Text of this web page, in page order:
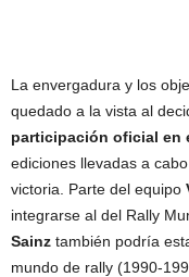
La envergadura y los
quedado a la vista al
participación oficial en
ediciones llevadas a
victoria. Parte del equipo
integrarse al del Rally
Sainz también podría
mundo de rally (1990-